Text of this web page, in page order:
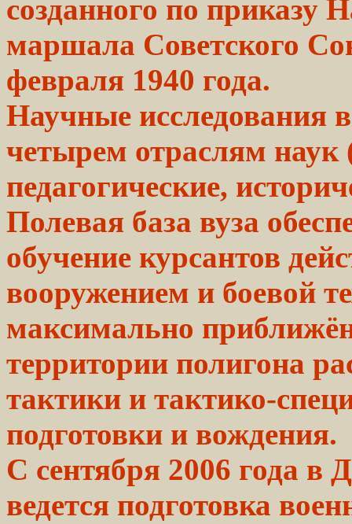
созданного по приказу
маршала Советского
февраля 1940 года.
Научные исследования
четырем отраслям наук
педагогические,
Полевая база вуза
обучение курсантов
вооружением и боевой
максимально
территории полигона
тактики и тактико-
подготовки и вождения.
С сентября 2006 года в
ведется подготовка